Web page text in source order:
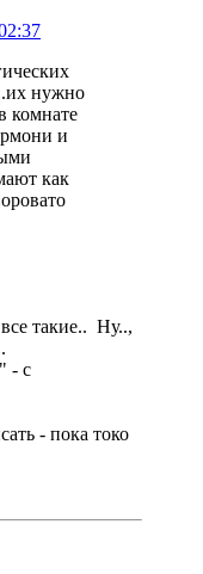
нужно
комнате
и
как
такие.. Ну..,
- с
- пока токо